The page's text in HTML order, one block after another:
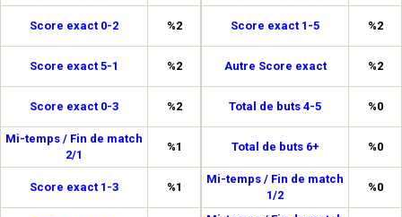
Score exact 0-2 %2
Score exact 5-1 %2
Score exact 0-3 %2
Mi-temps / Fin de match
2/1
%1
Score exact 1-3 %1
Score exact 1-5 %2
Autre Score exact %2
Total de buts 4-5 %0
Total de buts 6+ %0
Mi-temps / Fin de match
1/2
%0